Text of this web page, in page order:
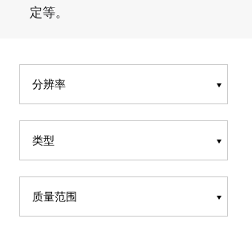
定等。
分辨率
类型
质量范围